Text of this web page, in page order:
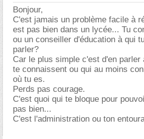
Bonjour,
C'est jamais un problème facile à
est pas bien dans un lycée... Tu
ou un conseiller d'éducation à qui
parler?
Car le plus simple c'est d'en parler
te connaissent ou qui au moins
où tu es.
Perds pas courage.
C'est quoi qui te bloque pour
pas bien...
C'est l'administration ou ton